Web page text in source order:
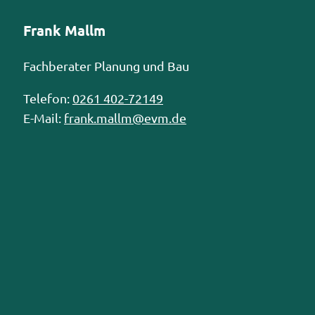
Frank Mallm
Fachberater Planung und Bau
Telefon: 0261 402-72149
E-Mail: frank.mallm@evm.de